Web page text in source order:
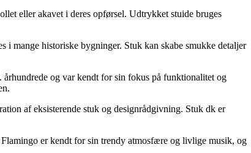
eller akavet i deres opførsel. Udtrykket stuide bruges
mange historiske bygninger. Stuk kan skabe smukke detaljer
og var kendt for sin fokus på funktionalitet og
af eksisterende stuk og designrådgivning. Stuk dk er
er kendt for sin trendy atmosfære og livlige musik, og